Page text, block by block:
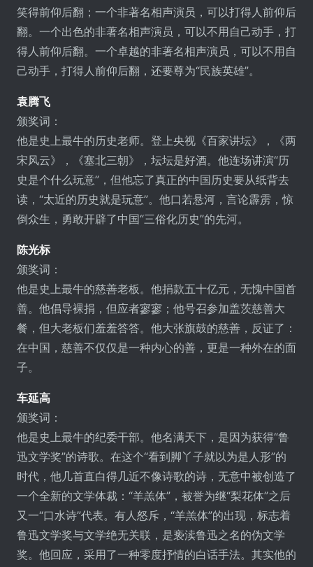
笑得前仰后翻；一个非著名相声演员，可以打得人前仰后
翻。一个出色的非著名相声演员，可以不用自己动手，打
得人前仰后翻。一个卓越的非著名相声演员，可以不用自
己动手，打得人前仰后翻，还要尊为“民族英雄”。
袁腾飞
颁奖词：
他是史上最牛的历史老师。登上央视《百家讲坛》，《两
宋风云》，《塞北三朝》，坛坛是好酒。他连场讲演“历
史是个什么玩意”，但他忘了真正的中国历史要从纸背去
读，“太近的历史就是玩意”。他口若悬河，言论霹雳，惊
倒众生，勇敢开辟了中国“三俗化历史”的先河。
陈光标
颁奖词：
他是史上最牛的慈善老板。他捐款五十亿元，无愧中国首
善。他倡导裸捐，但应者寥寥；他号召参加盖茨慈善大
餐，但大老板们羞羞答答。他大张旗鼓的慈善，反证了：
在中国，慈善不仅仅是一种内心的善，更是一种外在的面
子。
车延高
颁奖词：
他是史上最牛的纪委干部。他名满天下，是因为获得“鲁
迅文学奖”的诗歌。在这个“看到脚丫子就以为是人形”的
时代，他几首直白得几近不像诗歌的诗，无意中被创造了
一个全新的文学体裁：“羊羔体”，被誉为继“梨花体”之后
又一“口水诗”代表。有人怒斥，“羊羔体”的出现，标志着
鲁迅文学奖与文学绝无关联，是亵渎鲁迅之名的伪文学
奖。他回应，采用了一种零度抒情的白话手法。其实他的